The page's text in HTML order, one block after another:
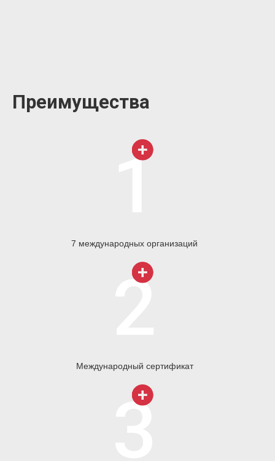
Преимущества
7 международных организаций
Международный сертификат